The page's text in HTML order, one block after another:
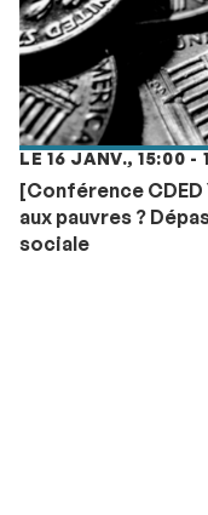
LE 16 JANV., 15:00 -
[Conférence
aux pauvres ?
sociale